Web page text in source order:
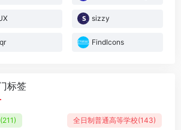
sizzy
FindIcons
标签
(211) 全日制普通高等学校(143)